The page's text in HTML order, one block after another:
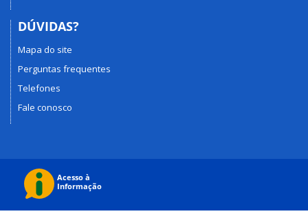
DÚVIDAS?
Mapa do site
Perguntas frequentes
Telefones
Fale conosco